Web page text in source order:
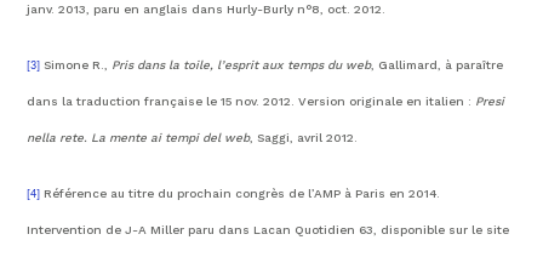
janv. 2013, paru en anglais dans Hurly-Burly n°8, oct. 2012.
[3] Simone R., Pris dans la toile, l’esprit aux temps du web, Gallimard, à paraître
dans la traduction française le 15 nov. 2012. Version originale en italien : Presi
nella rete. La mente ai tempi del web, Saggi, avril 2012.
[4] Référence au titre du prochain congrès de l’AMP à Paris en 2014.
Intervention de J-A Miller paru dans Lacan Quotidien 63, disponible sur le site